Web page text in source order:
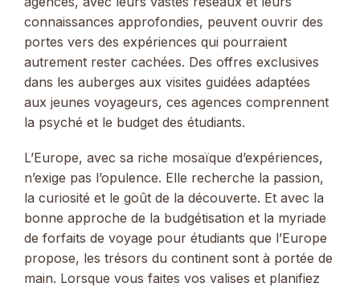
connaissances approfondies, peuvent ouvrir des
portes vers des expériences qui pourraient
autrement rester cachées. Des offres exclusives
dans les auberges aux visites guidées adaptées
aux jeunes voyageurs, ces agences comprennent
la psyché et le budget des étudiants.
L’Europe, avec sa riche mosaïque d’expériences,
n’exige pas l’opulence. Elle recherche la passion,
la curiosité et le goût de la découverte. Et avec la
bonne approche de la budgétisation et la myriade
de forfaits de voyage pour étudiants que l’Europe
propose, les trésors du continent sont à portée de
main. Lorsque vous faites vos valises et planifiez